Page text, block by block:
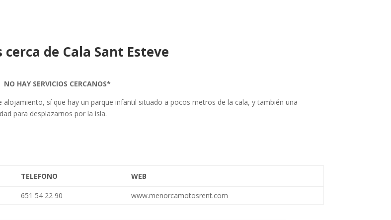
cerca de Cala Sant Esteve
NO HAY SERVICIOS CERCANOS*
sí que hay un parque infantil situado a pocos metros de la cala, y también una
para desplazarnos por la isla.
TELEFONO WEB
651 54 22 90 www.menorcamotosrent.com